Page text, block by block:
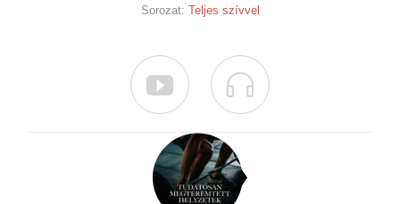
Sorozat: Teljes szívvel
 